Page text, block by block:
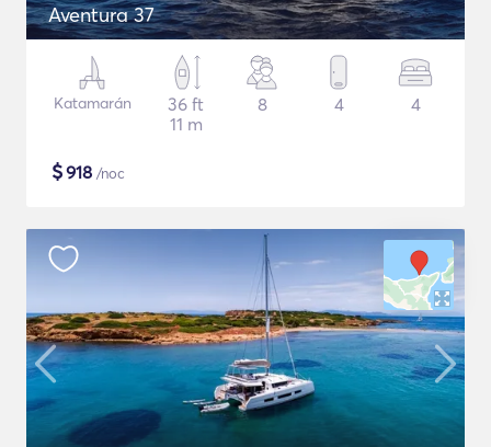
Aventura 37
Katamarán
36 ft
11 m
8 4 4
$918 /noc